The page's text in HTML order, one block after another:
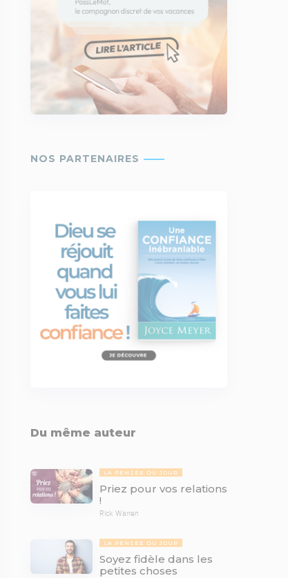
Du même auteur
LA PENSÉE DU JOUR
Priez pour vos relations
!
Rick Warren
LA PENSÉE DU JOUR
Soyez fidèle dans les
petites choses